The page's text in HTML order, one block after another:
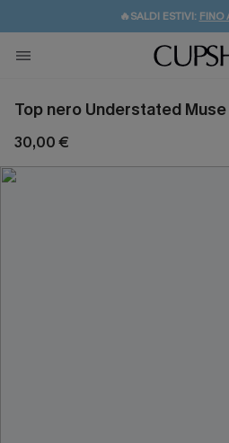
🔥SALDI ESTIVI: FINO
🚚SPEDIZIONE
💌REGALO PER I NUOVI:
Top nero Understated Muse
30,00 €